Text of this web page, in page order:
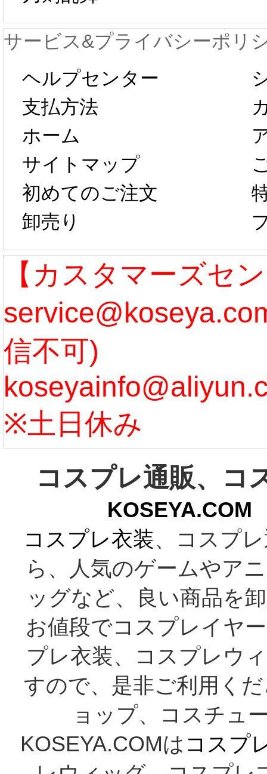
が一時停止いた
します。 2月5日
以後のご注文
は、2月25日か
らコスプレ制
作、発送予定と
なります。 ...
[more]
プレ
新春
字半
第二
たし
ル期
まで
う...
サービス&プライバシーポリ
ヘルプセンター
支払方法
ホーム
サイトマップ
初めてのご注文
卸売り
【カスタマーズセ
信不可)
※土日休み
コスプレ通販、コ
コスプレ衣装、コスプ
ら、人気のゲームやア
ッグなど、良い商品を
お値段でコスプレイヤ
プレ衣装、コスプレウ
すので、是非ご利用く
ョップ、コスチュ
KOSEYA.COMは コスプ